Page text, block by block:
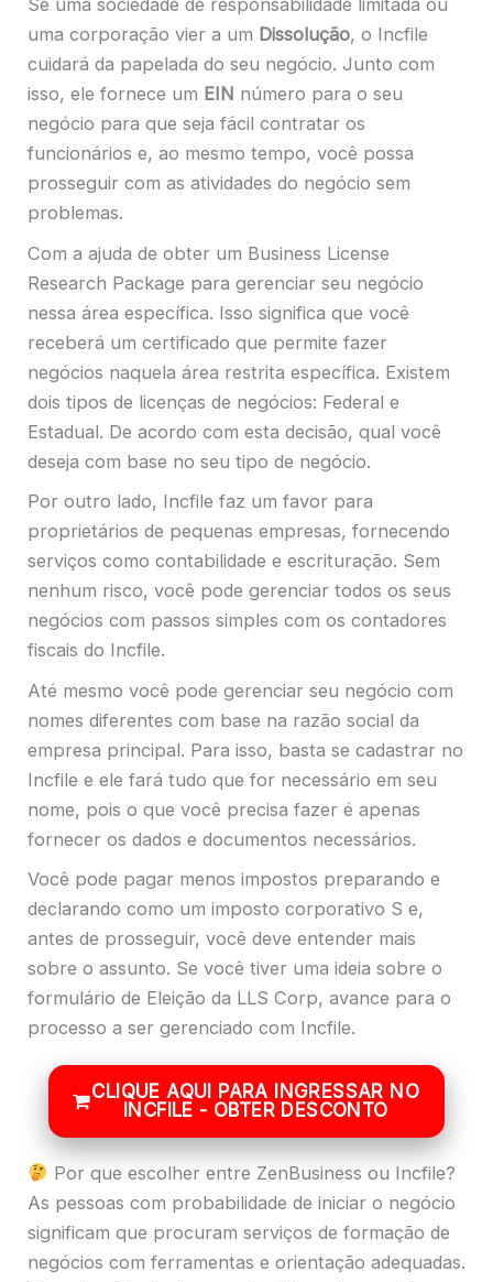
Se uma sociedade de responsabilidade limitada ou
uma corporação vier a um Dissolução, o Incfile
cuidará da papelada do seu negócio. Junto com
isso, ele fornece um EIN número para o seu
negócio para que seja fácil contratar os
funcionários e, ao mesmo tempo, você possa
prosseguir com as atividades do negócio sem
problemas.
Com a ajuda de obter um Business License
Research Package para gerenciar seu negócio
nessa área específica. Isso significa que você
receberá um certificado que permite fazer
negócios naquela área restrita específica. Existem
dois tipos de licenças de negócios: Federal e
Estadual. De acordo com esta decisão, qual você
deseja com base no seu tipo de negócio.
Por outro lado, Incfile faz um favor para
proprietários de pequenas empresas, fornecendo
serviços como contabilidade e escrituração. Sem
nenhum risco, você pode gerenciar todos os seus
negócios com passos simples com os contadores
fiscais do Incfile.
Até mesmo você pode gerenciar seu negócio com
nomes diferentes com base na razão social da
empresa principal. Para isso, basta se cadastrar no
Incfile e ele fará tudo que for necessário em seu
nome, pois o que você precisa fazer é apenas
fornecer os dados e documentos necessários.
Você pode pagar menos impostos preparando e
declarando como um imposto corporativo S e,
antes de prosseguir, você deve entender mais
sobre o assunto. Se você tiver uma ideia sobre o
formulário de Eleição da LLS Corp, avance para o
processo a ser gerenciado com Incfile.
CLIQUE AQUI PARA INGRESSAR NO
INCFILE - OBTER DESCONTO
Por que escolher entre ZenBusiness ou Incfile?
As pessoas com probabilidade de iniciar o negócio
significam que procuram serviços de formação de
negócios com ferramentas e orientação adequadas.